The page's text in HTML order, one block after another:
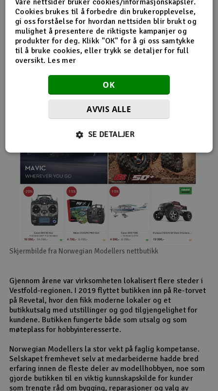
nybegynnerutstyr og avanserte løsninger hos samme
leverandør. Da internett for alvor endret
handelsmønstrene på 2000-tallet, satset Norwegian
Modellers tidlig på netthandel. Nettbutikken modellers.no
gjorde det mulig for kunder fra hele landet å handle
spesialprodukter som tidligere ofte bare var tilgjengelige i
større byer. Samtidig fortsatte selskapet å drive fysisk
Skjermbilde fra Norwegian Modellers nettbutikk
Gjennom årene var virksomheten lokalisert flere steder i
Vestfold-regionen. I 2019 flyttet butikken inn på Re-torvet
på Revetal, hvor den fikk moderne lokaler og et
butikkutsalg med utstillinger og god tilgjengelighet for
kundene. Butikken fungerte både som utsalg og som
møteplass for hobbyinteresserte.
Norwegian Modellers la stor vekt på faglig kompetanse.
Selskapet fremhevet selv at medarbeiderne hadde bred
erfaring innen de fleste deler av modellhobbyen, noe som
gjorde butikken til en viktig kunnskapskilde for kunder
som trengte råd om bygging, reparasjoner og valg av
Cookies brukes til å forbedre din brukeropplevelse,
gi oss forståelse for hvordan nettsiden blir brukt og
mulighet å presentere de riktigste kampanjer og
produkter for deg. Klikk "OK" for å gi oss samtykke
til å bruke cookies, eller trykk se detaljer for full
oversikt. Les mer
OK
AVVIS ALLE
SE DETALJER